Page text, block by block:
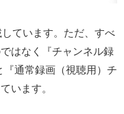
ています。ただ、すべ
はなく『チャンネル録
通常録画（視聴用）チ
います。